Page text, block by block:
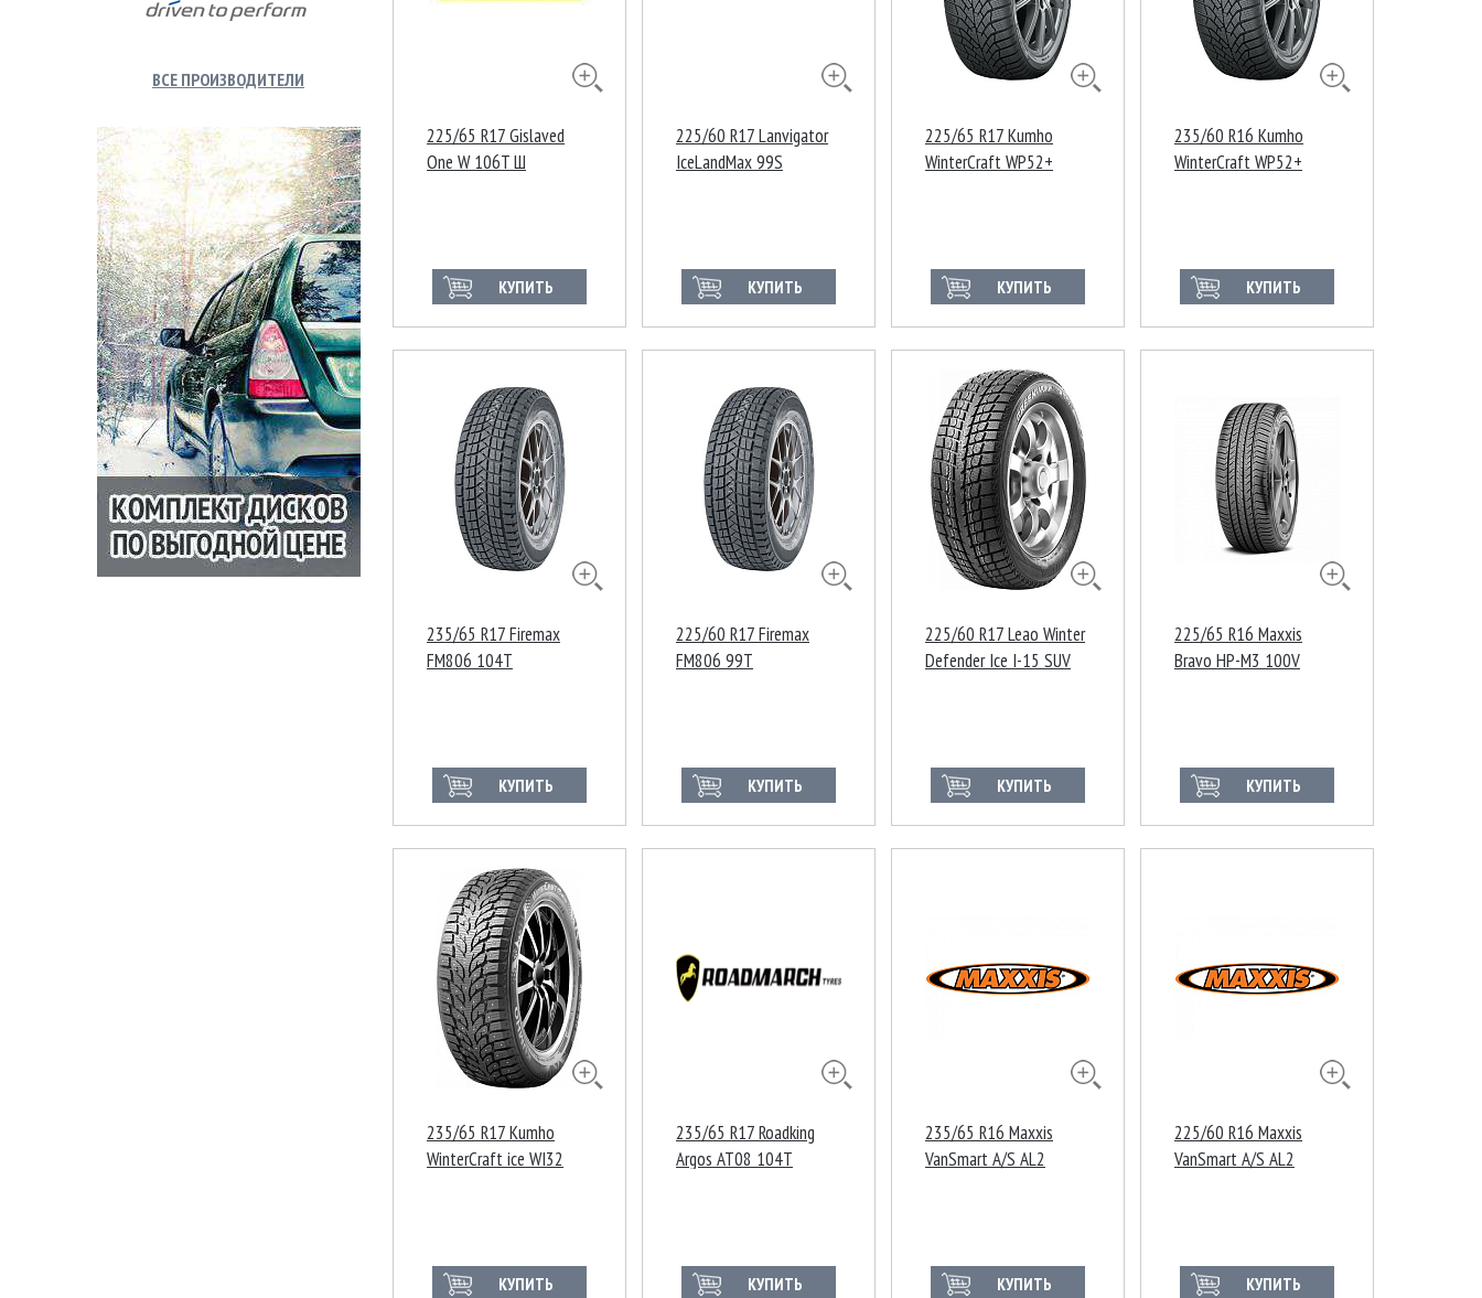
ВСЕ ПРОИЗВОДИТЕЛИ
225/65 R17 Gislaved
One W 106T Ш
КУПИТЬ
225/60 R17 Lanvigator
IceLandMax 99S
КУПИТЬ
225/65 R17 Kumho
WinterCraft WP52+
КУПИТЬ
235/60 R16 Kumho
WinterCraft WP52+
КУПИТЬ
235/65 R17 Firemax
FM806 104T
КУПИТЬ
225/60 R17 Firemax
FM806 99T
КУПИТЬ
225/60 R17 Leao Winter
Defender Ice I-15 SUV
КУПИТЬ
225/65 R16 Maxxis
Bravo HP-M3 100V
КУПИТЬ
235/65 R17 Kumho
WinterCraft ice WI32
КУПИТЬ
235/65 R17 Roadking
Argos AT08 104T
КУПИТЬ
235/65 R16 Maxxis
VanSmart A/S AL2
КУПИТЬ
225/60 R16 Maxxis
VanSmart A/S AL2
КУПИТЬ